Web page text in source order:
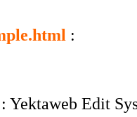
:
: Yektaweb Edit